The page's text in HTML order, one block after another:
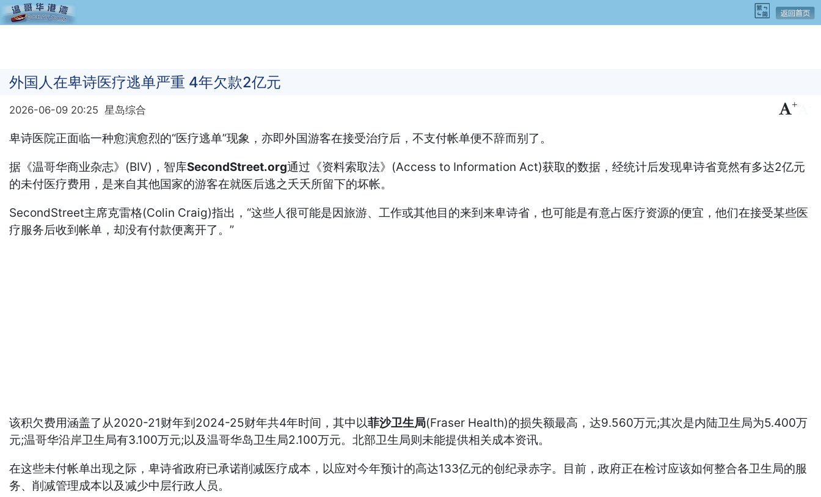
外国人在卑诗医疗逃单严重 4年欠款2亿元
2026-06-09 20:25 星岛综合 +
卑诗医院正面临一种愈演愈烈的“医疗逃单”现象，亦即外国游客在接受治疗后，不支付帐单便不辞而别了。
据《温哥华商业杂志》(BIV)，智库SecondStreet.org通过《资料索取法》(Access to Information Act)获取的数据，经统计后发现卑诗省竟然有多达2亿元
的未付医疗费用，是来自其他国家的游客在就医后逃之夭夭所留下的坏帐。
SecondStreet主席克雷格(Colin Craig)指出，“这些人很可能是因旅游、工作或其他目的来到来卑诗省，也可能是有意占医疗资源的便宜，他们在接受某些医
疗服务后收到帐单，却没有付款便离开了。”
该积欠费用涵盖了从2020-21财年到2024-25财年共4年时间，其中以菲沙卫生局(Fraser Health)的损失额最高，达9.560万元;其次是内陆卫生局为5.400万
元;温哥华沿岸卫生局有3.100万元;以及温哥华岛卫生局2.100万元。北部卫生局则未能提供相关成本资讯。
在这些未付帐单出现之际，卑诗省政府已承诺削减医疗成本，以应对今年预计的高达133亿元的创纪录赤字。目前，政府正在检讨应该如何整合各卫生局的服
务、削减管理成本以及减少中层行政人员。